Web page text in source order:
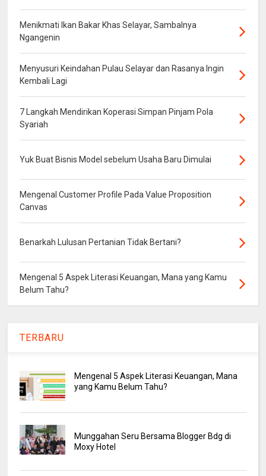
Menikmati Ikan Bakar Khas Selayar, Sambalnya
Ngangenin
Menyusuri Keindahan Pulau Selayar dan Rasanya Ingin
Kembali Lagi
7 Langkah Mendirikan Koperasi Simpan Pinjam Pola
Syariah
Yuk Buat Bisnis Model sebelum Usaha Baru Dimulai
Mengenal Customer Profile Pada Value Proposition
Canvas
Benarkah Lulusan Pertanian Tidak Bertani?
Mengenal 5 Aspek Literasi Keuangan, Mana yang Kamu
Belum Tahu?
TERBARU
Mengenal 5 Aspek Literasi Keuangan, Mana
yang Kamu Belum Tahu?
Munggahan Seru Bersama Blogger Bdg di
Moxy Hotel